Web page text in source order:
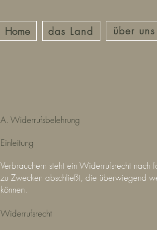
Home das Land über uns
A. Widerrufsbelehrung
Einleitung
Verbrauchern steht ein Widerrufsrecht
zu Zwecken abschließt, die überwiegend
können.
Widerrufsrecht